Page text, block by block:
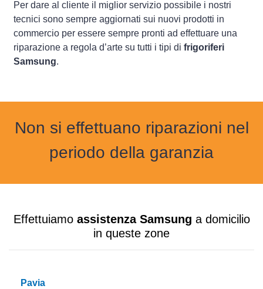
Per dare al cliente il miglior servizio possibile i nostri
tecnici sono sempre aggiornati sui nuovi prodotti in
commercio per essere sempre pronti ad effettuare una
riparazione a regola d’arte su tutti i tipi di frigoriferi
Samsung.
Non si effettuano riparazioni nel
periodo della garanzia
Effettuiamo assistenza Samsung a domicilio
in queste zone
Pavia